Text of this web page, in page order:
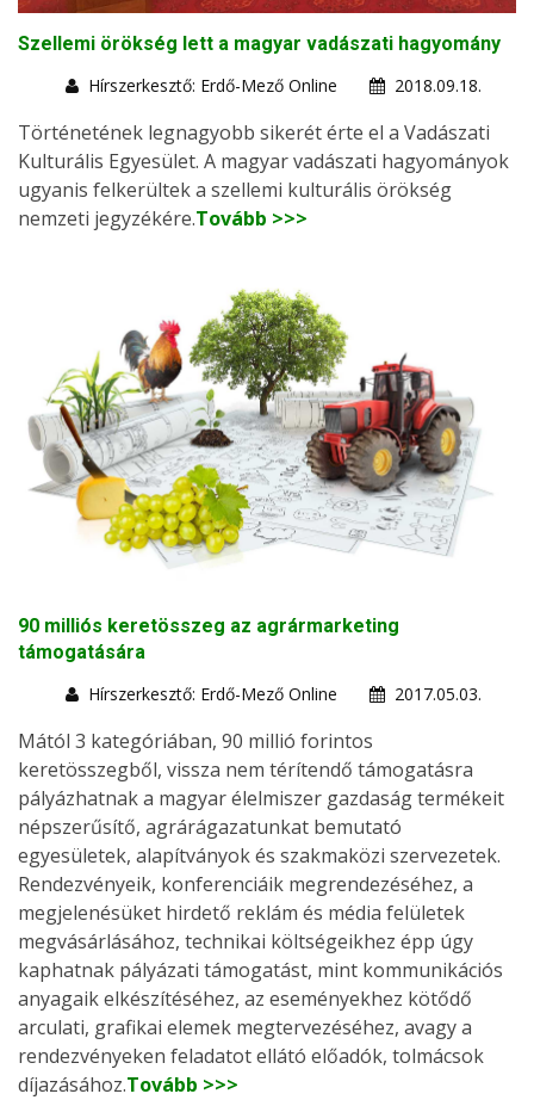
Szellemi örökség lett a magyar vadászati hagyomány
Hírszerkesztő: Erdő-Mező Online
2018.09.18.
Történetének legnagyobb sikerét érte el a Vadászati
Kulturális Egyesület. A magyar vadászati hagyományok
ugyanis felkerültek a szellemi kulturális örökség
nemzeti jegyzékére.Tovább >>>
90 milliós keretösszeg az agrármarketing
támogatására
Hírszerkesztő: Erdő-Mező Online
2017.05.03.
Mától 3 kategóriában, 90 millió forintos
keretösszegből, vissza nem térítendő támogatásra
pályázhatnak a magyar élelmiszer gazdaság termékeit
népszerűsítő, agrárágazatunkat bemutató
egyesületek, alapítványok és szakmaközi szervezetek.
Rendezvényeik, konferenciáik megrendezéséhez, a
megjelenésüket hirdető reklám és média felületek
megvásárlásához, technikai költségeikhez épp úgy
kaphatnak pályázati támogatást, mint kommunikációs
anyagaik elkészítéséhez, az eseményekhez kötődő
arculati, grafikai elemek megtervezéséhez, avagy a
rendezvényeken feladatot ellátó előadók, tolmácsok
díjazásához.Tovább >>>